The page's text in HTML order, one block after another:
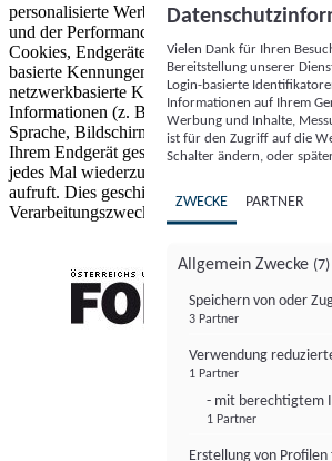
personalisierte Werbung und Inhalte,
und der Performance von Inhalten sowie
Cookies, Endgeräte- oder ähnliche Online-
basierte Kennungen, zufällig generierte
netzwerkbasierte Kennungen) können
Informationen (z. B. Browsertyp und
Sprache, Bildschirmgröße, unterstützte
Ihrem Endgerät gespeichert oder von dort
jedes Mal wiederzuerkennen, wenn es eine
aufruft. Dies geschieht für einen oder mehrere
Verarbeitungszwecke.
Vielen Dank für Ihren
Bereitstellung unserer
Login-basierte
Informationen auf Ihrem
Werbung und Inhalte,
ist für den Zugriff auf die
Schalter ändern, oder
ZWECKE PARTNER
Allgemein Zwecke (7)
Speichern von oder
3 Partner
Verwendung
1 Partner
- mit berechtigtem
1 Partner
Erstellung von
FONDS professionell